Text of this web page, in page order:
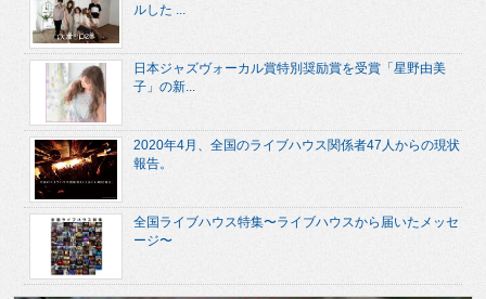
ルした ...
日本ジャズヴォーカル賞特別奨励賞を受賞「星野由美
子」の新...
2020年4月、全国のライブハウス関係者47人からの現状
報告。
全国ライブハウス特集〜ライブハウスから届いたメッセ
ージ〜